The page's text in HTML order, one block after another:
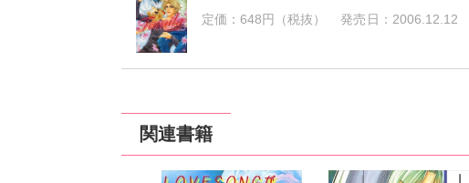
定価：648円（税抜） 発売日： 2006.12.12
関連書籍